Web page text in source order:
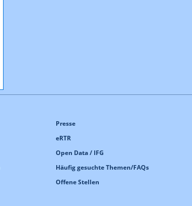
Presse
eRTR
Open Data / IFG
Häufig gesuchte Themen/FAQs
Offene Stellen